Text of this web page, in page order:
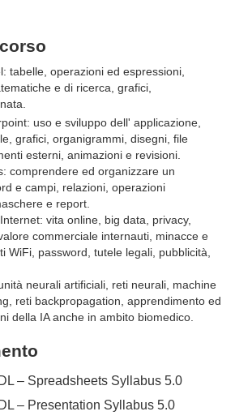
tabelle, operazioni ed espressioni,
e di ricerca, grafici,
uso e sviluppo dell' applicazione,
grafici, organigrammi, disegni, file
esterni, animazioni e revisioni.
comprendere ed organizzare un
e campi, relazioni, operazioni
e report.
vita online, big data, privacy,
commerciale internauti, minacce e
WiFi, password, tutele legali, pubblicità,
neurali artificiali, reti neurali, machine
reti backpropagation, apprendimento ed
della IA anche in ambito biomedico.
– Spreadsheets Syllabus 5.0
– Presentation Syllabus 5.0